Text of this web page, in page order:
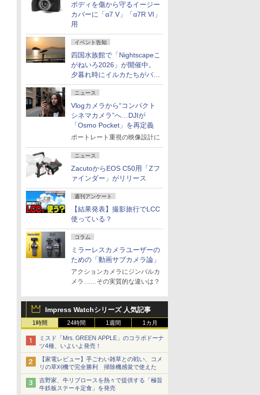
ボディを傷から守るイージー
カバーに「α7 V」「α7R VI」
用
イベント告知
四国水族館で「Nightscapeこ
がねいろ2026」が開催中。
夕暮れ時にイルカたちがパフ
ォーマンスを繰り広げる
ニュース
Vlogカメラから“コンパクト
シネマカメラ”へ…DJIが
「Osmo Pocket」を再定義
ポートレート重視の映像設計に
ニュース
ZacutoからEOS C50用「Zフ
ァインダー」がリリース
週刊アンケート
【結果発表】撮影旅行でLCC
使っている？
コラム
ミラーレスカメラユーザーの
ための「動画サブカメラ論」
アクションカメラにジンバルカ
メラ……その実質的な違いは？
Impress Watchシリーズ 人気記事
1時間 24時間 1週間 1カ月
ミスド「Mrs. GREEN APPLE」のコラボドーナ
ツ4種、いよいよ発売！
【家電レビュー】手ごわい雑草との戦い、コメ
リの草刈機で完全勝利 掃除機感覚で使えた
吉野家、牛リブロースを熱々で提供する「極旨
牛鉄板ステーキ定食」を発売